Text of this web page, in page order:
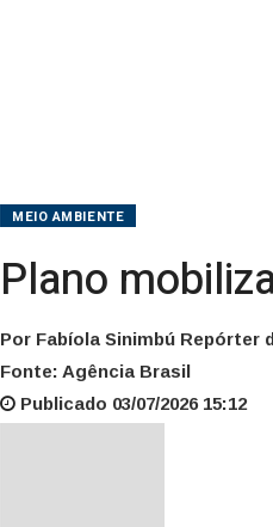
MEIO AMBIENTE
Plano
Por Fabíola Sinimbú Repórter
Fonte: Agência Brasil
Publicado 03/07/2026 15:12